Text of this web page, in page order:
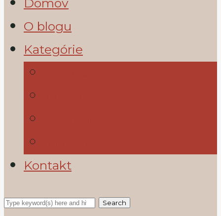
Domov
O blogu
Kategórie
Kontakt